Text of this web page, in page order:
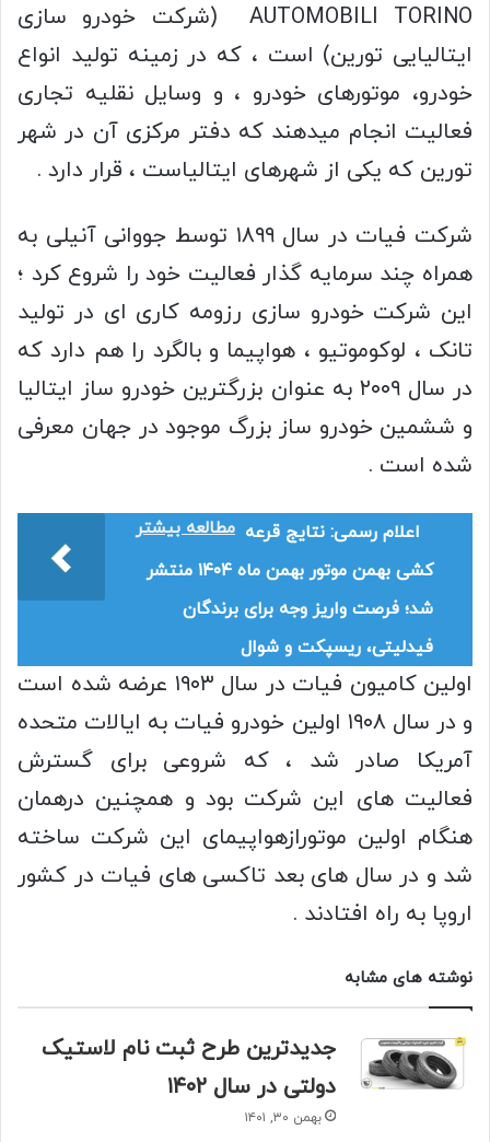
AUTOMOBILI TORINO (شرکت خودرو سازی
ایتالیایی تورین) است ، که در زمینه تولید انواع
خودرو، موتورهای خودرو ، و وسایل نقلیه تجاری
فعالیت انجام میدهند که دفتر مرکزی آن در شهر
تورین که یکی از شهرهای ایتالیاست ، قرار دارد .
شرکت فیات در سال ۱۸۹۹ توسط جووانی آنیلی به
همراه چند سرمایه گذار فعالیت خود را شروع کرد ؛
این شرکت خودرو سازی رزومه کاری ای در تولید
تانک ، لوکوموتیو ، هواپیما و بالگرد را هم دارد که
در سال ۲۰۰۹ به عنوان بزرگترین خودرو ساز ایتالیا
و ششمین خودرو ساز بزرگ موجود در جهان معرفی
شده است .
مطالعه بیشتر اعلام رسمی: نتایج قرعه
کشی بهمن موتور بهمن ماه ۱۴۰۴ منتشر
شد؛ فرصت واریز وجه برای برندگان
فیدلیتی، ریسپکت و شوال
اولین کامیون فیات در سال ۱۹۰۳ عرضه شده است
و در سال ۱۹۰۸ اولین خودرو فیات به ایالات متحده
آمریکا صادر شد ، که شروعی برای گسترش
فعالیت های این شرکت بود و همچنین درهمان
هنگام اولین موتورازهواپیمای این شرکت ساخته
شد و در سال های بعد تاکسی های فیات در کشور
اروپا به راه افتادند .
نوشته های مشابه
جدیدترین طرح ثبت نام لاستیک
دولتی در سال ۱۴۰۲
بهمن ۳۰, ۱۴۰۱